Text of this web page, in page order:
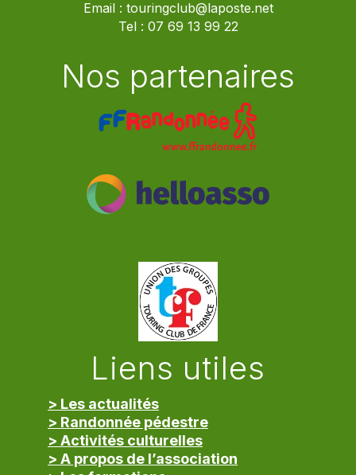
Email : touringclub@laposte.net
Tel : 07 69 13 99 22
Nos partenaires
Liens utiles
> Les actualités
> Randonnée pédestre
> Activités culturelles
> A propos de l’association